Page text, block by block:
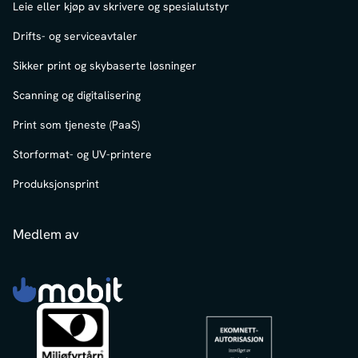
Leie eller kjøp av skrivere og spesialutstyr
Drifts- og serviceavtaler
Sikker print og skybaserte løsninger
Scanning og digitalisering
Print som tjeneste (PaaS)
Storformat- og UV-printere
Produksjonsprint
Medlem av